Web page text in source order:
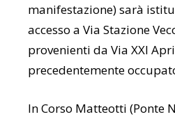
manifestazione) sarà
accesso a Via Stazione
provenienti da Via XXI
precedentemente
In Corso Matteotti (Ponte